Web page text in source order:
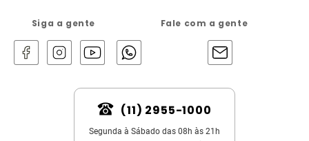
Siga a gente Fale com a gente
(11) 2955-1000
Segunda à Sábado das 08h às 21h